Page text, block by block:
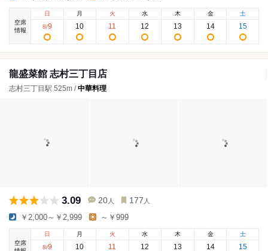
空席
情報
日
8/9
月
10
火
11
水
12
木
13
金
14
土
15
龍盛菜館 志村三丁目店
志村三丁目駅 525m /中華料理
3.09 20 人 177 人
￥2,000～￥2,999 ～￥999
空席
日
8/9
月
10
火
11
水
12
木
13
金
14
土
15